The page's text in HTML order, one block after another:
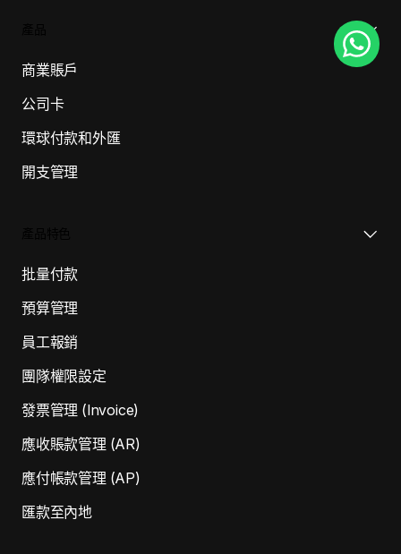
商業賬戶
公司卡
環球付款和外匯
開支管理
批量付款
預算管理
員工報銷
團隊權限設定
發票管理 (Invoice)
應收賬款管理 (AR)
應付帳款管理 (AP)
匯款至內地